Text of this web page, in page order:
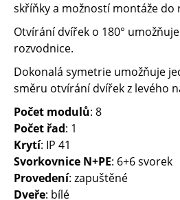
skříňky a možností montáže do
Otvírání dvířek o 180°
rozvodnice.
Dokonalá symetrie umožňuje
směru otvírání dvířek z levého
Počet modulů: 8
Počet řad: 1
Krytí: IP 41
Svorkovnice N+PE: 6+6 svorek
Provedení: zapuštěné
Dveře: bílé